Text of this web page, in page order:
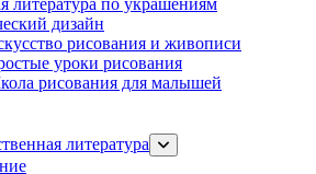
литература по украшениям
дизайн
рисования и живописи
уроки рисования
рисования для малышей
литература